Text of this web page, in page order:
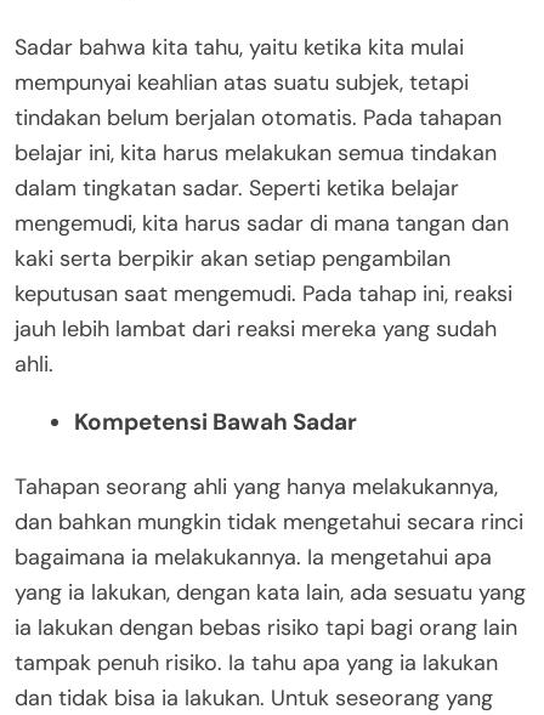
Sadar bahwa kita tahu, yaitu ketika kita mulai
mempunyai keahlian atas suatu subjek, tetapi
tindakan belum berjalan otomatis. Pada tahapan
belajar ini, kita harus melakukan semua tindakan
dalam tingkatan sadar. Seperti ketika belajar
mengemudi, kita harus sadar di mana tangan dan
kaki serta berpikir akan setiap pengambilan
keputusan saat mengemudi. Pada tahap ini, reaksi
jauh lebih lambat dari reaksi mereka yang sudah
ahli.
Kompetensi Bawah Sadar
Tahapan seorang ahli yang hanya melakukannya,
dan bahkan mungkin tidak mengetahui secara rinci
bagaimana ia melakukannya. Ia mengetahui apa
yang ia lakukan, dengan kata lain, ada sesuatu yang
ia lakukan dengan bebas risiko tapi bagi orang lain
tampak penuh risiko. Ia tahu apa yang ia lakukan
dan tidak bisa ia lakukan. Untuk seseorang yang